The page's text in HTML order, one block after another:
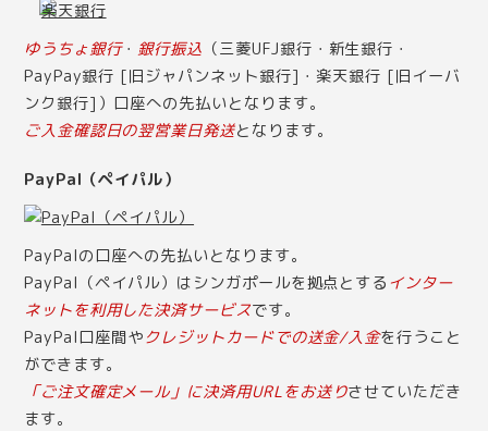
ゆうちょ銀行・ 銀行振込 （三菱UFJ銀行・新生銀行・
PayPay銀行 [旧ジャパンネット銀行]・楽天銀行 [旧イーバ
ンク銀行]）口座への先払いとなります。
ご入金確認日の翌営業日発送となります。
PayPal（ペイパル）
PayPalの口座への先払いとなります。
PayPal（ペイパル）はシンガポールを拠点とする インター
ネットを利用した決済サービスです。
PayPal口座間やクレジットカードでの送金/入金を行うこと
ができます。
「ご注文確定メール」に決済用URLをお送りさせていただき
ます。